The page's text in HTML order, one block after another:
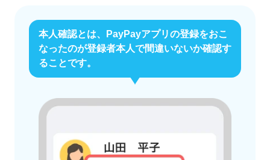
本人確認とは、PayPayアプリの登録をおこ
なったのが登録者本人で間違いないか確認す
ることです。